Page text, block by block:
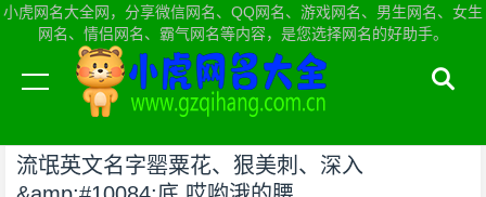
小虎网名大全网，分享微信网名、QQ网名、游戏网名、男生网名、女生
网名、情侣网名、霸气网名等内容，是您选择网名的好助手。
当前位置：小虎网名大全网首页>个性网名
流氓英文名字罂粟花、狠美刺、深入